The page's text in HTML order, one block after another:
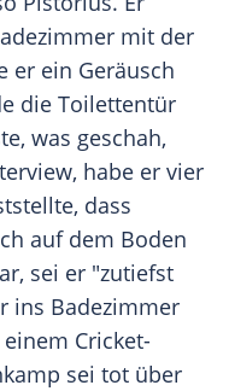
mit der
er ein Geräusch
die Toilettentür
was geschah,
habe er vier
dass
auf dem Boden
sei er "zutiefst
ins Badezimmer
Cricket-
sei tot über